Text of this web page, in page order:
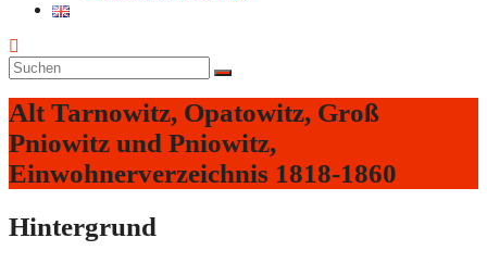
Alt Tarnowitz, Opatowitz, Groß
Pniowitz und Pniowitz,
Einwohnerverzeichnis 1818-1860
Hintergrund